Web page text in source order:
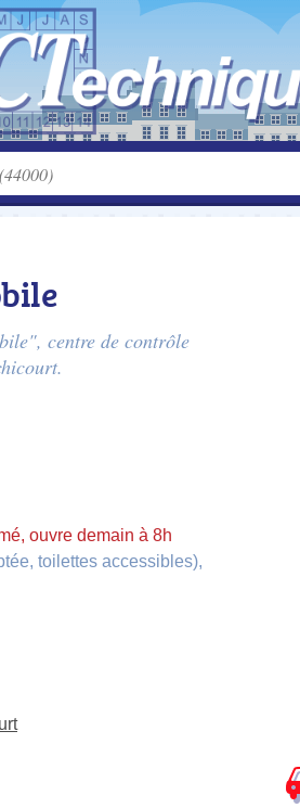
centre de contrôle
ouvre demain à 8h
toilettes accessibles),